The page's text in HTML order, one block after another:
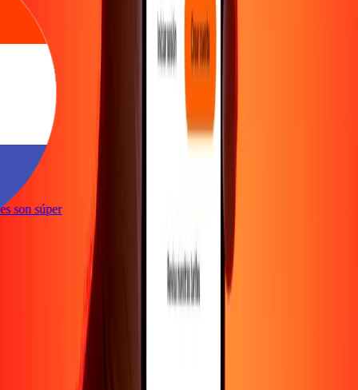
son súper